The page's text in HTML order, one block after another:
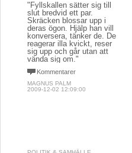
"Fyllskallen sätter sig till
slut bredvid ett par.
Skräcken blossar upp i
deras ögon. Hjälp han vill
konversera, tänker de. De
reagerar illa kvickt, reser
sig upp och går utan att
vända sig om."
Kommentarer
MAGNUS PALM
2009-12-02 12:09:00